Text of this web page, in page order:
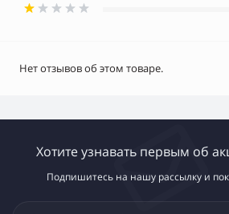
Нет отзывов об этом товаре.
Хотите узнавать первым об
Подпишитесь на нашу рассылку и